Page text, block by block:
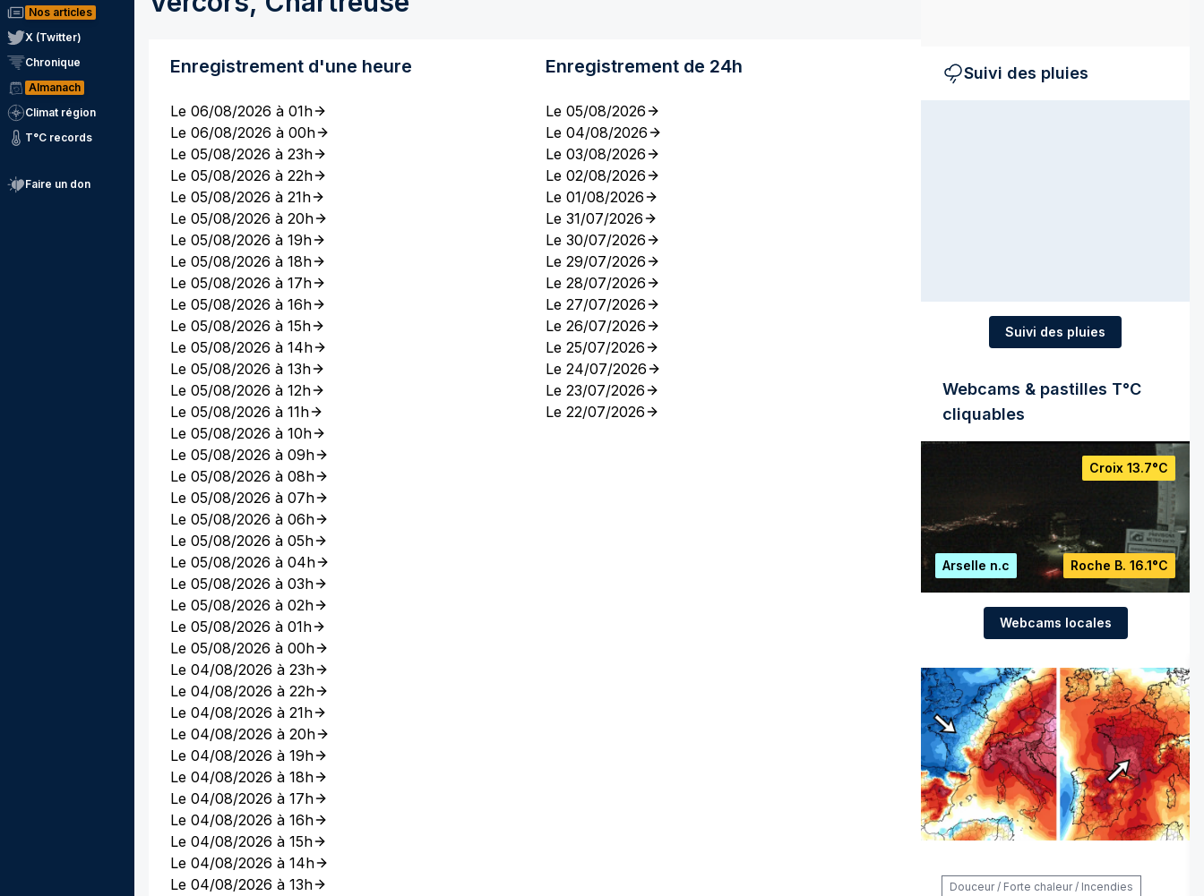
Nos articles
X (Twitter)
Chronique
Almanach
Climat région
T°C records
Faire un don
Enregistrement d'une heure
Le 06/08/2026 à 01h
Le 06/08/2026 à 00h
Le 05/08/2026 à 23h
Le 05/08/2026 à 22h
Le 05/08/2026 à 21h
Le 05/08/2026 à 20h
Le 05/08/2026 à 19h
Le 05/08/2026 à 18h
Le 05/08/2026 à 17h
Le 05/08/2026 à 16h
Le 05/08/2026 à 15h
Le 05/08/2026 à 14h
Le 05/08/2026 à 13h
Le 05/08/2026 à 12h
Le 05/08/2026 à 11h
Le 05/08/2026 à 10h
Le 05/08/2026 à 09h
Le 05/08/2026 à 08h
Le 05/08/2026 à 07h
Le 05/08/2026 à 06h
Le 05/08/2026 à 05h
Le 05/08/2026 à 04h
Le 05/08/2026 à 03h
Le 05/08/2026 à 02h
Le 05/08/2026 à 01h
Le 05/08/2026 à 00h
Le 04/08/2026 à 23h
Le 04/08/2026 à 22h
Le 04/08/2026 à 21h
Le 04/08/2026 à 20h
Le 04/08/2026 à 19h
Le 04/08/2026 à 18h
Le 04/08/2026 à 17h
Le 04/08/2026 à 16h
Le 04/08/2026 à 15h
Le 04/08/2026 à 14h
Le 04/08/2026 à 13h
Enregistrement de 24h
Le 05/08/2026
Le 04/08/2026
Le 03/08/2026
Le 02/08/2026
Le 01/08/2026
Le 31/07/2026
Le 30/07/2026
Le 29/07/2026
Le 28/07/2026
Le 27/07/2026
Le 26/07/2026
Le 25/07/2026
Le 24/07/2026
Le 23/07/2026
Le 22/07/2026
Suivi des pluies
Suivi des pluies
Webcams & pastilles T°C
cliquables
Croix 13.7°C
Arselle n.c Roche B. 16.1°C
Webcams locales
Douceur / Forte chaleur / Incendies